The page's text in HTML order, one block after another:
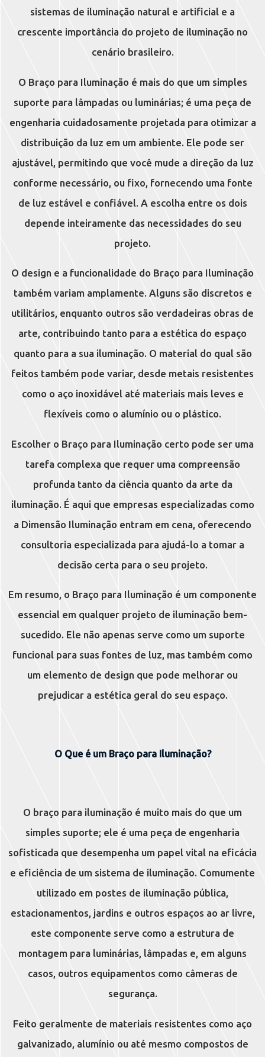
sistemas de iluminação natural e artificial e a
crescente importância do projeto de iluminação no
cenário brasileiro.
O Braço para Iluminação é mais do que um simples
suporte para lâmpadas ou luminárias; é uma peça de
engenharia cuidadosamente projetada para otimizar a
distribuição da luz em um ambiente. Ele pode ser
ajustável, permitindo que você mude a direção da luz
conforme necessário, ou fixo, fornecendo uma fonte
de luz estável e confiável. A escolha entre os dois
depende inteiramente das necessidades do seu
projeto.
O design e a funcionalidade do Braço para Iluminação
também variam amplamente. Alguns são discretos e
utilitários, enquanto outros são verdadeiras obras de
arte, contribuindo tanto para a estética do espaço
quanto para a sua iluminação. O material do qual são
feitos também pode variar, desde metais resistentes
como o aço inoxidável até materiais mais leves e
flexíveis como o alumínio ou o plástico.
Escolher o Braço para Iluminação certo pode ser uma
tarefa complexa que requer uma compreensão
profunda tanto da ciência quanto da arte da
iluminação. É aqui que empresas especializadas como
a Dimensão Iluminação entram em cena, oferecendo
consultoria especializada para ajudá-lo a tomar a
decisão certa para o seu projeto.
Em resumo, o Braço para Iluminação é um componente
essencial em qualquer projeto de iluminação bem-
sucedido. Ele não apenas serve como um suporte
funcional para suas fontes de luz, mas também como
um elemento de design que pode melhorar ou
prejudicar a estética geral do seu espaço.
O Que é um Braço para Iluminação?
O braço para iluminação é muito mais do que um
simples suporte; ele é uma peça de engenharia
sofisticada que desempenha um papel vital na eficácia
e eficiência de um sistema de iluminação. Comumente
utilizado em postes de iluminação pública,
estacionamentos, jardins e outros espaços ao ar livre,
este componente serve como a estrutura de
montagem para luminárias, lâmpadas e, em alguns
casos, outros equipamentos como câmeras de
segurança.
Feito geralmente de materiais resistentes como aço
galvanizado, alumínio ou até mesmo compostos de